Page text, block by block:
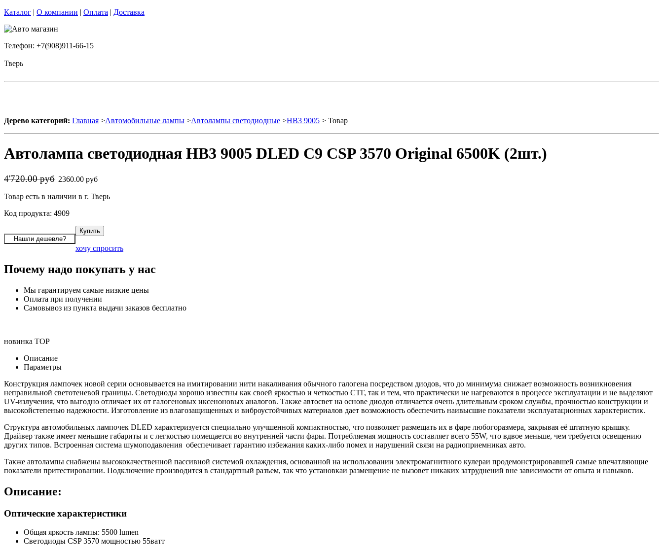
Каталог | О компании | Оплата | Доставка
Телефон: +7(908)911-66-15
Тверь
Дерево категорий: Главная >Автомобильные лампы >Автолампы светодиодные >HB3 9005 > Товар
Автолампа светодиодная HB3 9005 DLED C9 CSP 3570 Original 6500K (2шт.)
4'720.00 руб 2360.00 руб
Товар есть в наличии в г. Тверь
Код продукта: 4909
хочу спросить
Почему надо покупать у нас
Мы гарантируем самые низкие цены
Оплата при получении
Самовывоз из пункта выдачи заказов бесплатно
новинка TOP
Описание
Параметры
Конструкция лампочек новой серии основывается на имитировании нити накаливания обычного галогена посредством диодов, что до минимума снижает возможность возникновения
неправильной светотеневой границы. Светодиоды хорошо известны как своей яркостью и четкостью СТГ, так и тем, что практически не нагреваются в процессе эксплуатации и не выделяют
UV-излучения, что выгодно отличает их от галогеновых иксеноновых аналогов. Также автосвет на основе диодов отличается очень длительным сроком службы, прочностью конструкции и
высокойстепенью надежности. Изготовление из влагозащищенных и виброустойчивых материалов дает возможность обеспечить наивысшие показатели эксплуатационных характеристик.
Структура автомобильных лампочек DLED характеризуется специально улучшенной компактностью, что позволяет размещать их в фаре любогоразмера, закрывая её штатную крышку.
Драйвер также имеет меньшие габариты и с легкостью помещается во внутренней части фары. Потребляемая мощность составляет всего 55W, что вдвое меньше, чем требуется освещению
других типов. Встроенная система шумоподавления обеспечивает гарантию избежания каких-либо помех и нарушений связи на радиоприемниках авто.
Также автолампы снабжены высококачественной пассивной системой охлаждения, основанной на использовании электромагнитного кулераи продемонстрировавшей самые впечатляющие
показатели притестировании. Подключение производится в стандартный разъем, так что установкаи размещение не вызовет никаких затруднений вне зависимости от опыта и навыков.
Описание:
Оптические характеристики
Общая яркость лампы: 5500 lumen
Светодиоды CSP 3570 мощностью 55ватт